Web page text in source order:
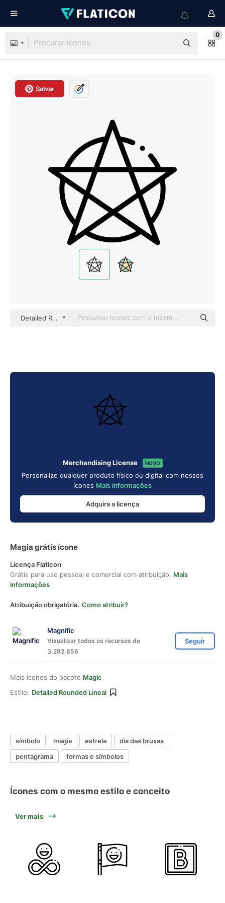
0
Salvar
Detailed Rounded Lineal
Merchandising License NOVO
Personalize qualquer produto físico ou digital com nossos
ícones Mais informações
Adquira a licença
Magia grátis ícone
Licença Flaticon
Grátis para uso pessoal e comercial com atribuição. Mais
informações
Atribuição obrigatória. Como atribuir?
Magnific
Visualizar todos os recursos de
3,282,856
Seguir
Mais ícones do pacote Magic
Estilo: Detailed Rounded Lineal
símbolo magia estrela
dia das bruxas
pentagrama
formas e símbolos
Ícones com o mesmo estilo e conceito
Ver mais